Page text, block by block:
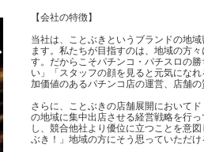
【会社の特徴】
当社は、ことぶきというブランドの地
ます。私たちが目指すのは、地域の方
す。だからこそパチンコ・パチスロの
い」「スタッフの顔を見ると元気にな
加価値のあるパチンコ店の運営、店舗
さらに、ことぶきの店舗展開において
の地域に集中出店させる経営戦略を行
し、競合他社より優位に立つことを意
ぶき！」地域の方にそう思っていただ